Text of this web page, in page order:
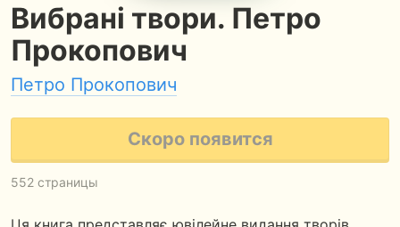
Вибрані твори. Петро
Прокопович
Петро Прокопович
Скоро появится
552 страницы